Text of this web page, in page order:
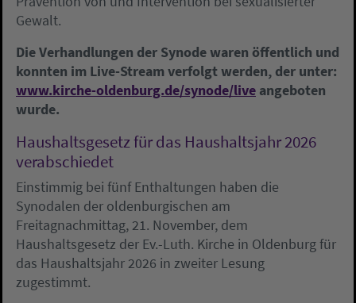
Gewalt.
Die Verhandlungen der Synode waren öffentlich und
konnten im Live-Stream verfolgt werden, der unter:
www.kirche-oldenburg.de/synode/live angeboten
wurde.
Haushaltsgesetz für das Haushaltsjahr 2026
verabschiedet
Einstimmig bei fünf Enthaltungen haben die
Synodalen der oldenburgischen am
Freitagnachmittag, 21. November, dem
Haushaltsgesetz der Ev.-Luth. Kirche in Oldenburg für
das Haushaltsjahr 2026 in zweiter Lesung
zugestimmt.